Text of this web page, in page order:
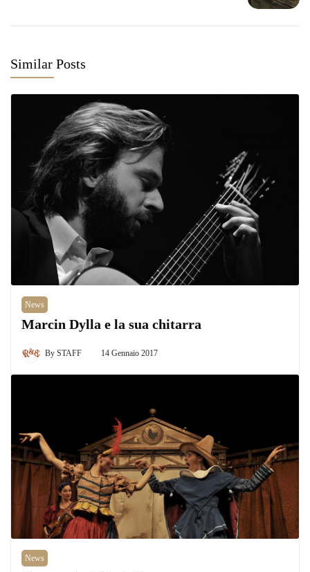
Similar Posts
News
Marcin Dylla e la sua chitarra
By STAFF 14 Gennaio 2017
News